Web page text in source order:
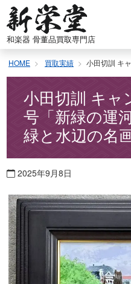
ン和楽器 骨董品買取専門店
HOME 買取実績 小田切訓 キャンバ
小田切訓 キャ
号「新緑の運
緑と水辺の名
2025年9月8日